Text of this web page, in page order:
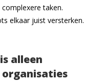
taken.
elkaar juist versterken.
alleen